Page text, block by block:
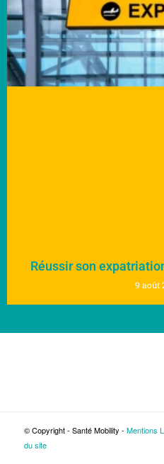
Réussir son
9 août
© Copyright - Santé Mobility - Mentions
du site